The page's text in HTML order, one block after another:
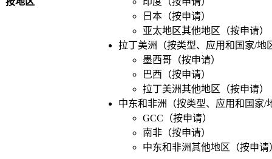
日本（按申请）
亚太地区其他地区（按申请）
拉丁美洲（按类型、应用和国家/地
墨西哥（按申请）
巴西（按申请）
拉丁美洲其他地区（按申请）
中东和非洲（按类型、应用和国家/
GCC（按申请）
南非（按申请）
中东和非洲其他地区（按申请